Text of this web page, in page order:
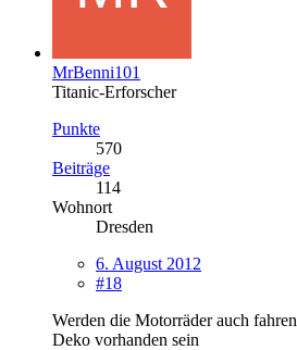
MrBenni101
Titanic-Erforscher
Punkte
570
Beiträge
114
Wohnort
Dresden
6. August 2012
#18
Werden die Motorräder auch
Deko vorhanden sein